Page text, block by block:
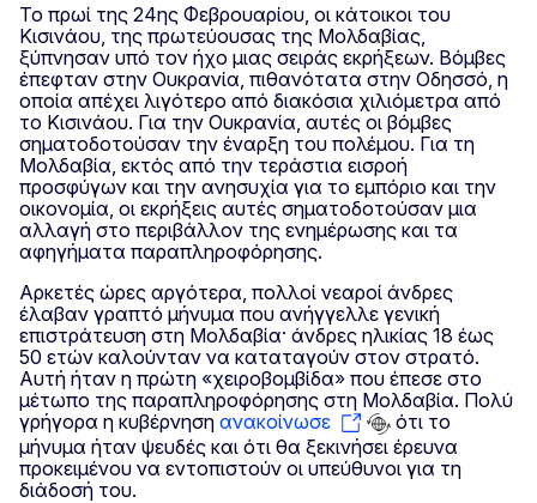
Το πρωί της 24ης Φεβρουαρίου, οι κάτοικοι του
Κισινάου, της πρωτεύουσας της Μολδαβίας,
ξύπνησαν υπό τον ήχο μιας σειράς εκρήξεων. Βόμβες
έπεφταν στην Ουκρανία, πιθανότατα στην Οδησσό, η
οποία απέχει λιγότερο από διακόσια χιλιόμετρα από
το Κισινάου. Για την Ουκρανία, αυτές οι βόμβες
σηματοδοτούσαν την έναρξη του πολέμου. Για τη
Μολδαβία, εκτός από την τεράστια εισροή
προσφύγων και την ανησυχία για το εμπόριο και την
οικονομία, οι εκρήξεις αυτές σηματοδοτούσαν μια
αλλαγή στο περιβάλλον της ενημέρωσης και τα
αφηγήματα παραπληροφόρησης.
Αρκετές ώρες αργότερα, πολλοί νεαροί άνδρες
έλαβαν γραπτό μήνυμα που ανήγγελλε γενική
επιστράτευση στη Μολδαβία· άνδρες ηλικίας 18 έως
50 ετών καλούνταν να καταταγούν στον στρατό.
Αυτή ήταν η πρώτη «χειροβομβίδα» που έπεσε στο
μέτωπο της παραπληροφόρησης στη Μολδαβία. Πολύ
γρήγορα η κυβέρνηση ανακοίνωσε
ότι το
μήνυμα ήταν ψευδές και ότι θα ξεκινήσει έρευνα
προκειμένου να εντοπιστούν οι υπεύθυνοι για τη
διάδοσή του.